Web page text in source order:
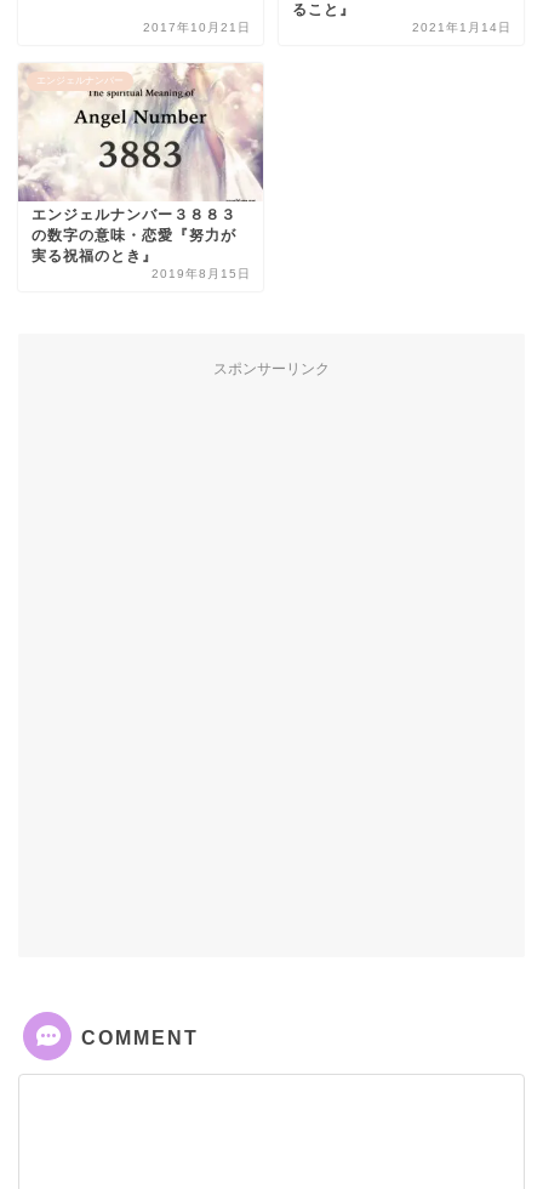
2017年10月21日
ること』
2021年1月14日
エンジェルナンバー
エンジェルナンバー３８８３
の数字の意味・恋愛『努力が
実る祝福のとき』
2019年8月15日
スポンサーリンク
COMMENT